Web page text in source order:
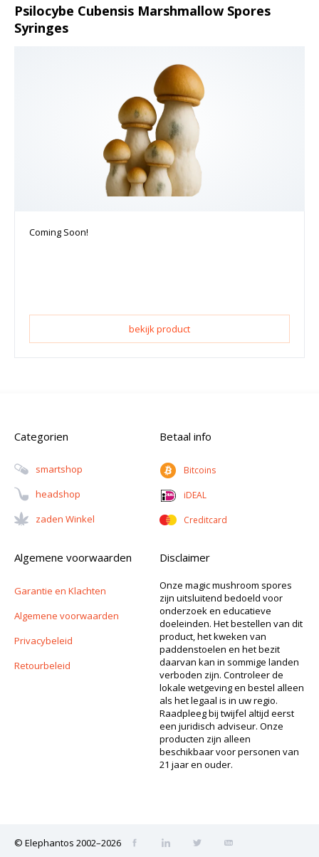
Psilocybe Cubensis Marshmallow Spores
Syringes
Coming Soon!
bekijk product
Categorien
Smartshop
Headshop
Zaden Winkel
Betaal info
Bitcoins
iDEAL
Creditcard
Algemene voorwaarden
Garantie en Klachten
Algemene voorwaarden
Privacybeleid
Retourbeleid
Disclaimer
Onze magic mushroom spores
zijn uitsluitend bedoeld voor
onderzoek en educatieve
doeleinden. Het bestellen van dit
product, het kweken van
paddenstoelen en het bezit
daarvan kan in sommige landen
verboden zijn. Controleer de
lokale wetgeving en bestel alleen
als het legaal is in uw regio.
Raadpleeg bij twijfel altijd eerst
een juridisch adviseur. Onze
producten zijn alleen
beschikbaar voor personen van
21 jaar en ouder.
© Elephantos 2002–2026